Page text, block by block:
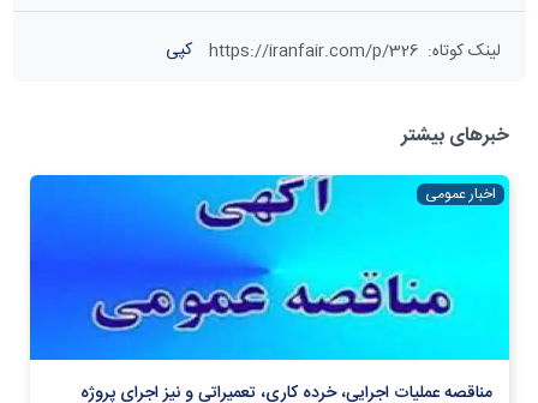
لینک کوتاه:
https://iranfair.com/p/326 کپی
خبرهای بیشتر
اخبار عمومی
مناقصه عملیات اجرایی، خرده کاری، تعمیراتی و نیز اجرای پروژه